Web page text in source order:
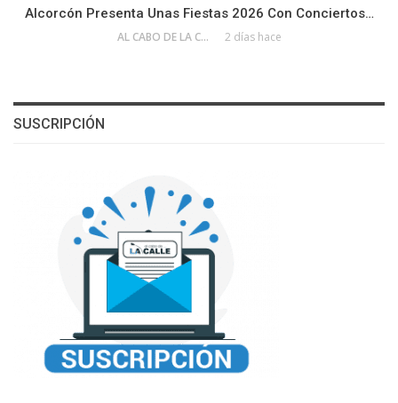
Alcorcón Presenta Unas Fiestas 2026 Con Conciertos…
AL CABO DE LA CALLE 2 días hace
SUSCRIPCIÓN